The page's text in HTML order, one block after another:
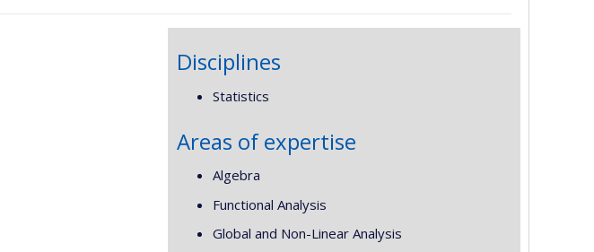
Disciplines
Statistics
Areas of expertise
Algebra
Functional Analysis
Global and Non-Linear Analysis